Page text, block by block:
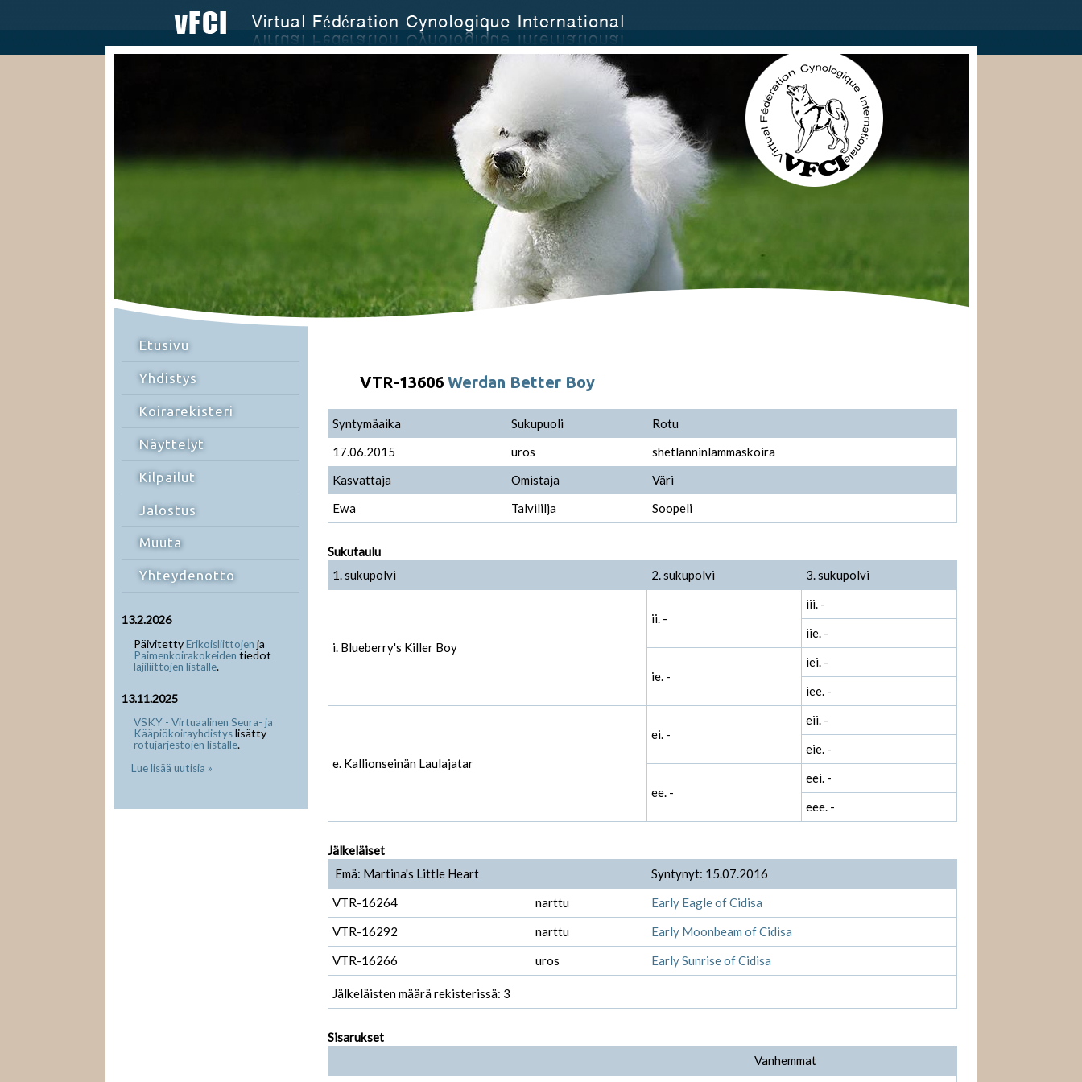
Etusivu
Yhdistys
Koirarekisteri
Näyttelyt
Kilpailut
Jalostus
Muuta
Yhteydenotto
13.2.2026
PäivitettyErikoisliittojen ja
Paimenkoirakokeiden tiedot
lajiliittojen listalle.
13.11.2025
VSKY - Virtuaalinen Seura- ja
Kääpiökoirayhdistyslisätty
rotujärjestöjen listalle.
Lue lisää uutisia »
VTR-13606 Werdan Better Boy
Syntymäaika Sukupuoli
Rotu
17.06.2015
uros
shetlanninlammaskoira
Kasvattaja
Omistaja
Väri
Ewa
Talvililja Soopeli
Sukutaulu
1. sukupolvi
2. sukupolvi 3. sukupolvi
i. Blueberry's Killer Boy
ii. -
iii. -
iie. -
ie. -
iei. -
iee. -
e. Kallionseinän Laulajatar
ei. -
eii. -
eie. -
ee. -
eei. -
eee. -
Jälkeläiset
Emä: Martina's Little Heart
Syntynyt: 15.07.2016
VTR-16264
narttu
Early Eagle of Cidisa
VTR-16292
narttu
Early Moonbeam of Cidisa
VTR-16266
uros Early Sunrise of Cidisa
Jälkeläisten määrä rekisterissä: 3
Sisarukset
Vanhemmat